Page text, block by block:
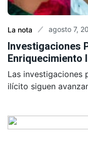
La nota agosto 7,
Investigaciones
Enriquecimiento
Las investigaciones
ilícito siguen